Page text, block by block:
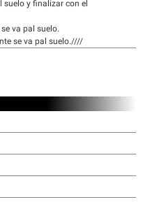
y finalizar con el
va pal suelo.
se va pal suelo.////